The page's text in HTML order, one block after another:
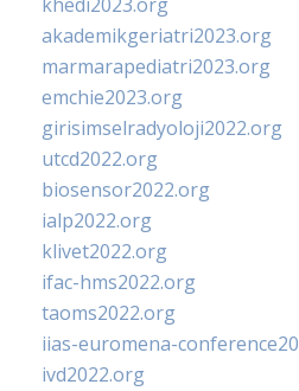
akademikgeriatri2023.org
marmarapediatri2023.org
emchie2023.org
girisimselradyoloji2022.org
utcd2022.org
biosensor2022.org
ialp2022.org
klivet2022.org
ifac-hms2022.org
taoms2022.org
iias-euromena-
ivd2022.org